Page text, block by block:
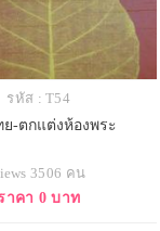
รหัส : T54
ย-ตกแต่งห้องพระ
3506 คน
าคา 0 บาท